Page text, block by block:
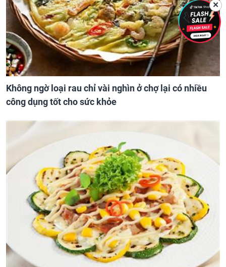
Không ngờ loại rau chỉ vài nghìn ở chợ lại có nhiều
công dụng tốt cho sức khỏe
✕